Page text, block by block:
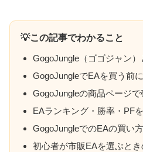
💡この記事でわかること
GogoJungle（ゴゴジャン
GogoJungleでEAを買う前
GogoJungleの商品ページ
EAランキング・勝率・PF
GogoJungleでのEAの買い
初心者が市販EAを選ぶと